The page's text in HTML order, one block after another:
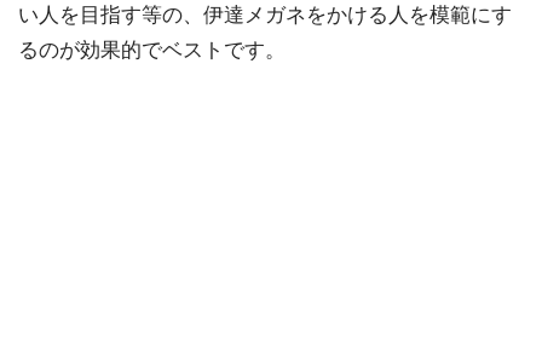
い人を目指す等の、伊達メガネをかける人を模範にす
るのが効果的でベストです。